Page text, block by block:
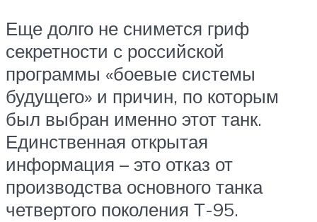
Еще долго не снимется гриф
секретности с российской
программы «боевые системы
будущего» и причин, по которым
был выбран именно этот танк.
Единственная открытая
информация – это отказ от
производства основного танка
четвертого поколения Т-95.